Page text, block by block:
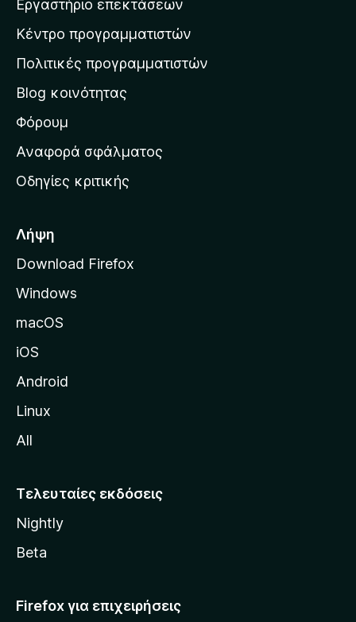
σ
τ
η
α
ρ
χ
κ
σ
λ
ί
τ
η
o
i
l
a
Εργαστήριο επεκτάσεων
Κέντρο προγραμματιστών
Πολιτικές προγραμματιστών
Blog κοινότητας
Φόρουμ
Αναφορά σφάλματος
Οδηγίες κριτικής
Λήψη
Download Firefox
Windows
macOS
iOS
Android
Linux
All
Τελευταίες εκδόσεις
Nightly
Beta
Firefox για επιχειρήσεις